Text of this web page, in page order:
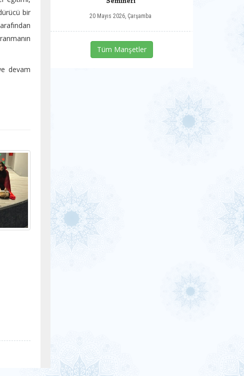
bir
devam
20 Mayıs 2026, Çarşamba
Tüm Manşetler